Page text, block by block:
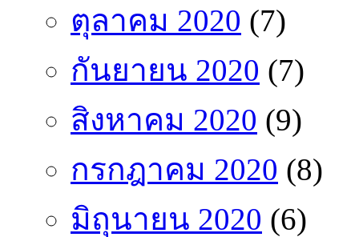
ตุลาคม 2020 (7)
กันยายน 2020 (7)
สิงหาคม 2020 (9)
กรกฎาคม 2020 (8)
มิถุนายน 2020 (6)